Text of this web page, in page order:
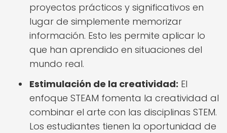
proyectos prácticos y significativos en
lugar de simplemente memorizar
información. Esto les permite aplicar lo
que han aprendido en situaciones del
mundo real.
Estimulación de la creatividad: El
enfoque STEAM fomenta la creatividad al
combinar el arte con las disciplinas STEM.
Los estudiantes tienen la oportunidad de